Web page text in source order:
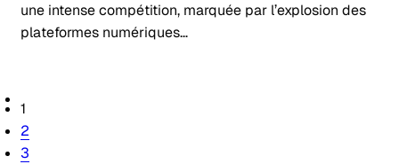
une intense compétition, marquée par l’explosion des
plateformes numériques…
1
2
3